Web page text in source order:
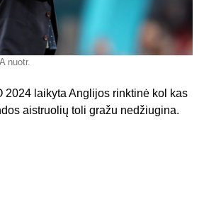
nuotr.
2024 laikyta Anglijos rinktinė kol kas
aistruolių toli gražu nedžiugina.